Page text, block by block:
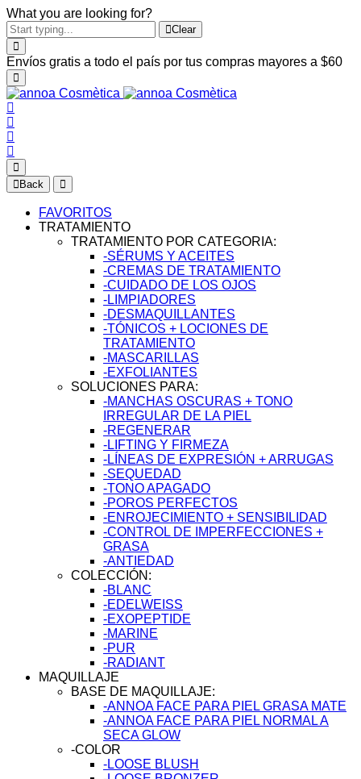
What you are looking for?
Clear
Envíos gratis a todo el país por tus compras mayores a $60
Back
FAVORITOS
TRATAMIENTO
TRATAMIENTO POR CATEGORIA:
-SÉRUMS Y ACEITES
-CREMAS DE TRATAMIENTO
-CUIDADO DE LOS OJOS
-LIMPIADORES
-DESMAQUILLANTES
-TÓNICOS + LOCIONES DE
TRATAMIENTO
-MASCARILLAS
-EXFOLIANTES
SOLUCIONES PARA:
-MANCHAS OSCURAS + TONO
IRREGULAR DE LA PIEL
-REGENERAR
-LIFTING Y FIRMEZA
-LÍNEAS DE EXPRESIÓN + ARRUGAS
-SEQUEDAD
-TONO APAGADO
-POROS PERFECTOS
-ENROJECIMIENTO + SENSIBILIDAD
-CONTROL DE IMPERFECCIONES +
GRASA
-ANTIEDAD
COLECCIÓN:
-BLANC
-EDELWEISS
-EXOPEPTIDE
-MARINE
-PUR
-RADIANT
MAQUILLAJE
BASE DE MAQUILLAJE:
-ANNOA FACE PARA PIEL GRASA MATE
-ANNOA FACE PARA PIEL NORMAL A
SECA GLOW
-COLOR
-LOOSE BLUSH